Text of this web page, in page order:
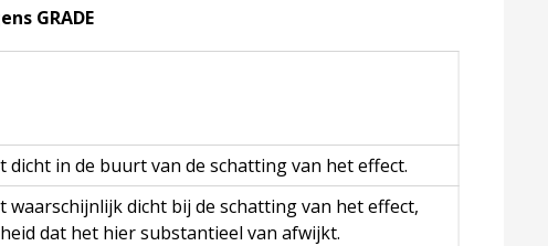
GRADE
dicht in de buurt van de schatting van het effect.
waarschijnlijk dicht bij de schatting van het effect,
dat het hier substantieel van afwijkt.